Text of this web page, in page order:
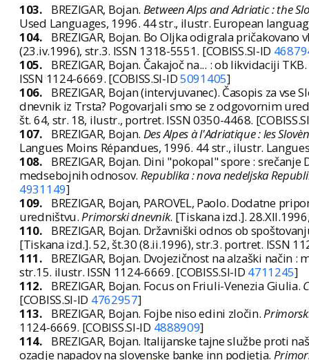
103.
BREZIGAR, Bojan. Between Alps and Adriatic : the
Used Languages, 1996. 44 str., ilustr. European
104.
BREZIGAR, Bojan. Bo Oljka odigrala pričakovano
(23.iv.1996), str.3. ISSN 1318-5551. [COBISS.SI-ID
105.
BREZIGAR, Bojan. Čakajoč na... : ob likvidaciji TKB.
ISSN 1124-6669. [COBISS.SI-ID5091405]
106.
BREZIGAR, Bojan (intervjuvanec). Časopis za
dnevnik iz Trsta? Pogovarjali smo se z odgovornim
št. 64, str. 18, ilustr., portret. ISSN 0350-4468.
107.
BREZIGAR, Bojan. Des Alpes à l'Adriatique : les
Langues Moins Répandues, 1996. 44 str., ilustr.
108.
BREZIGAR, Bojan. Dini "pokopal" spore :
medsebojnih odnosov. Republika : nova nedeljska
4931149]
109.
BREZIGAR, Bojan, PAROVEL, Paolo. Dodatne
uredništvu.Primorski dnevnik. [Tiskana izd.].
110.
BREZIGAR, Bojan. Državniški odnos ob
[Tiskana izd.]. 52, št.30 (8.ii.1996), str.3. portret. ISSN
111.
BREZIGAR, Bojan. Dvojezičnost na alzaški način :
str.15. ilustr. ISSN 1124-6669. [COBISS.SI-ID 4711245]
112.
BREZIGAR, Bojan. Focus on Friuli-Venezia Giulia.
[COBISS.SI-ID 4762957]
113.
BREZIGAR, Bojan. Fojbe niso edini zločin.
1124-6669. [COBISS.SI-ID 4888909]
114.
BREZIGAR, Bojan. Italijanske tajne službe proti
ozadje napadov na slovenske banke inn podjetja.